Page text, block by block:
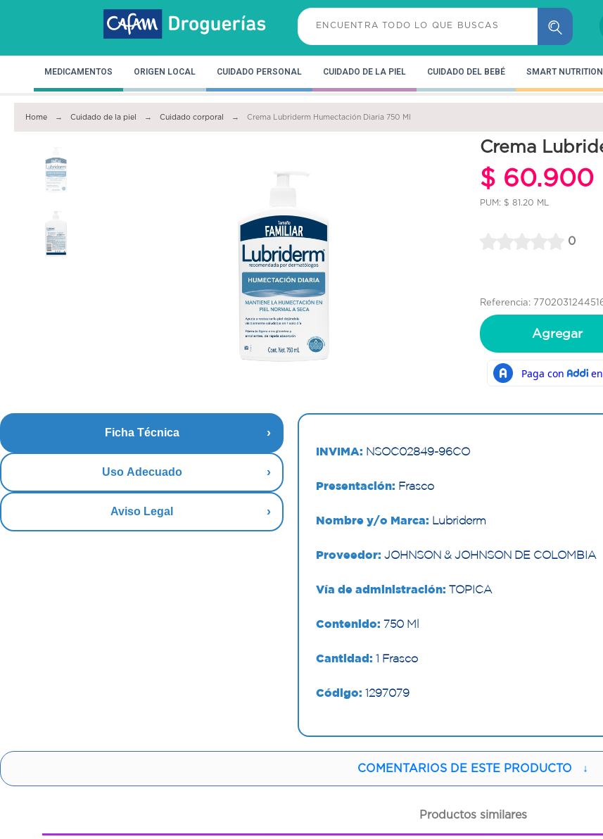
MEDICAMENTOS ORIGEN LOCAL CUIDADO PERSONAL CUIDADO DE LA PIEL CUIDADO DEL BEBÉ SMART NUTRITION
Home Cuidado de la piel Cuidado corporal Crema Lubriderm Humectación Diaria 750 Ml
Crema
$ 60.900
PUM: $ 81.20 ML
0
Referencia:
Agregar
Ficha Técnica
Uso Adecuado
Aviso Legal
INVIMA: NSOC02849-96CO
Presentación: Frasco
Nombre y/o Marca: Lubriderm
Proveedor: JOHNSON & JOHNSON DE COLOMBIA
Vía de administración: TOPICA
Contenido: 750 Ml
Cantidad: 1 Frasco
Código: 1297079
COMENTARIOS DE ESTE PRODUCTO ↓
Productos similares